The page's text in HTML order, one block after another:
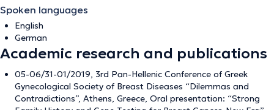
Spoken languages
English
German
Academic research and publications
05-06/31-01/2019, 3rd Pan-Hellenic Conference of Greek
Gynecological Society of Breast Diseases “Dilemmas and
Contradictions”, Athens, Greece, Oral presentation: “Strong